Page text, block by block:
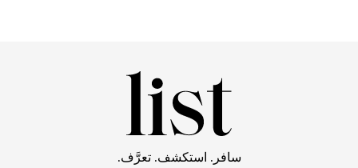
سافر. استكشف. تعرَّف.